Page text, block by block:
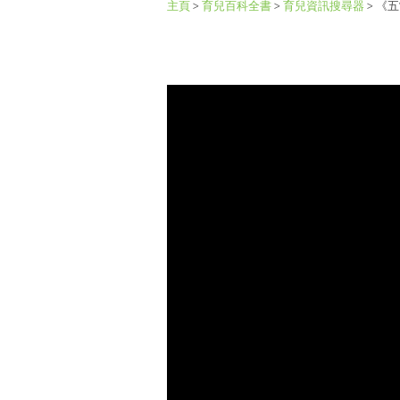
主頁> 育兒百科全書> 育兒資訊搜尋器 > 《